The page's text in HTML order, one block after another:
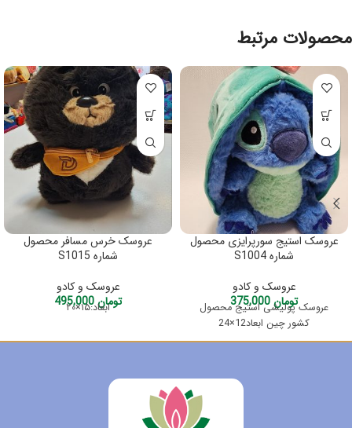
محصولات مرتبط
عروسک استیج سورپرایزی محصول
شماره S1004
عروسک و کادو
تومان
عروسک پولیشی استیج محصول
کشور چین ابعاد12×24
عروسک خرس مسافر محصول
شماره S1015
عروسک و کادو
تومان495,000
ابعاد:۱۵×۲۰